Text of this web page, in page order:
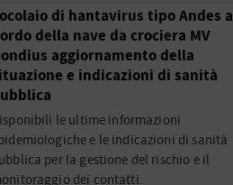
di hantavirus tipo Andes a
della nave da crociera MV
aggiornamento della
e indicazioni di sanità
le ultime informazioni
e le indicazioni di sanità
per la gestione del rischio e il
dei contatti.